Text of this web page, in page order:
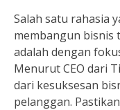
Salah satu rahasia
membangun bisnis
adalah dengan
Menurut CEO dari
dari kesuksesan
pelanggan.